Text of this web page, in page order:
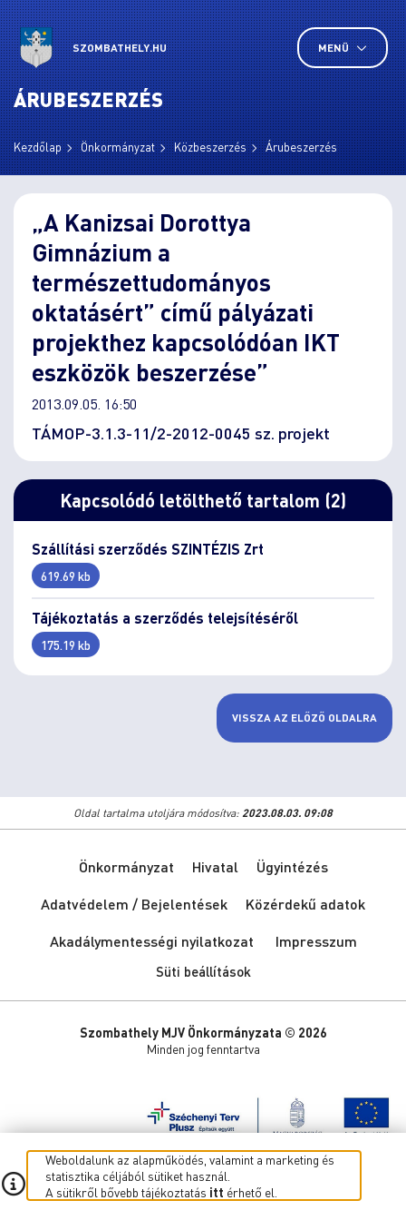
SZOMBATHELY.HU MENÜ
ÁRUBESZERZÉS
Kezdőlap Önkormányzat Közbeszerzés Árubeszerzés
„A Kanizsai Dorottya
Gimnázium a
természettudományos
oktatásért” című pályázati
projekthez kapcsolódóan IKT
eszközök beszerzése”
2013.09.05. 16:50
TÁMOP-3.1.3-11/2-2012-0045 sz. projekt
Kapcsolódó letölthető tartalom (2)
Szállítási szerződés SZINTÉZIS Zrt
619.69 kb
Tájékoztatás a szerződés telejsítéséről
175.19 kb
VISSZA AZ ELŐZŐ OLDALRA
Oldal tartalma utoljára módosítva: 2023.08.03. 09:08
Önkormányzat Hivatal
Ügyintézés
Adatvédelem / Bejelentések
Közérdekű adatok
Akadálymentességi nyilatkozat
Impresszum
Süti beállítások
Szombathely MJV Önkormányzata © 2026
Minden jog fenntartva
Weboldalunk az alapműködés, valamint a marketing és
statisztika céljából sütiket használ.
A sütikről bővebb tájékoztatás itt érhető el.